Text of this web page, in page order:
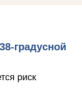
градусной
риск